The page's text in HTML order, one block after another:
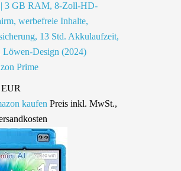
| 3 GB RAM, 8-Zoll-HD-
werbefreie Inhalte,
13 Std. Akkulaufzeit,
Löwen-Design (2024)
kaufen Preis inkl. MwSt.,